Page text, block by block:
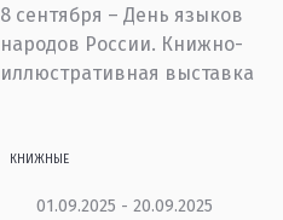
8 сентября – День языков
народов России. Книжно-
иллюстративная выставка
КНИЖНЫЕ
01.09.2025 - 20.09.2025